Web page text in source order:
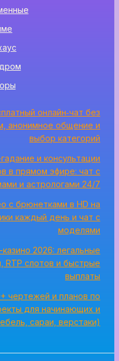
онлайн‑чат без
анонимное общение и
выбор категорий
и консультации
в прямом эфире: чат с
и астрологами 24/7
с брюнетками в HD на
каждый день и чат с
моделями
2026: легальные
RTP слотов и быстрые
выплаты
чертежей и планов по
для начинающих и
сараи, верстаки)